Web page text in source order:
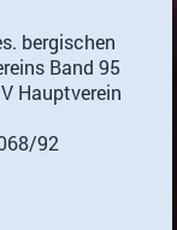
bergischen
Band 95
Hauptverein
92